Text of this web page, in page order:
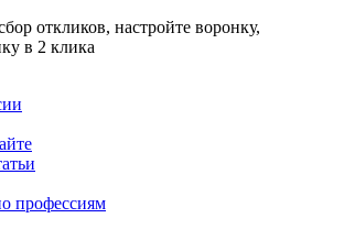
откликов, настройте воронку,
в 2 клика
профессиям